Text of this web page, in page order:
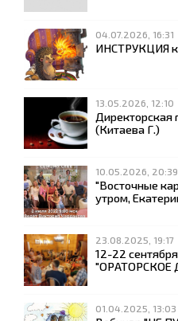
04.07.2026, 16:31
ИНСТРУКЦИЯ
13.05.2026, 12:10
Директорская
(Китаева Г.)
10.05.2026, 20:39
"Восточные
утром,
23.08.2025, 19:17
12-22
"ОРАТОРСКОЕ
01.04.2025, 13:03